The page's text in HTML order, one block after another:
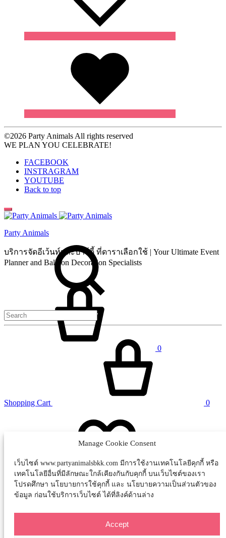
Manage Cookie Consent
เว็บไซต์ www.partyanimalsbkk.com มีการใช้งานเทคโนโลยีคุกกี้ หรือ
เทคโนโลยีอื่นที่มีลักษณะใกล้เคียงกันกับคุกกี้ บนเว็บไซต์ของเรา
โปรดศึกษา นโยบายการใช้คุกกี้ และ นโยบายความเป็นส่วนตัวของ
ข้อมูล ก่อนใช้บริการเว็บไซต์ ได้ที่ลิงค์ด้านล่าง
Accept
©2026 Party Animals All rights reserved
WE PLAN YOU CELEBRATE!
FACEBOOK
INSTRAGRAM
YOUTUBE
Back to top
Party Animals
บริการจัดอีเว้นท์และปาร์ตี้ ที่ดาราเลือกใช้ | Your Ultimate Event
Planner and Balloon Decoration Specialists
0
Search
Shopping Cart 0
Wishlist 0
INSTRAGRAM